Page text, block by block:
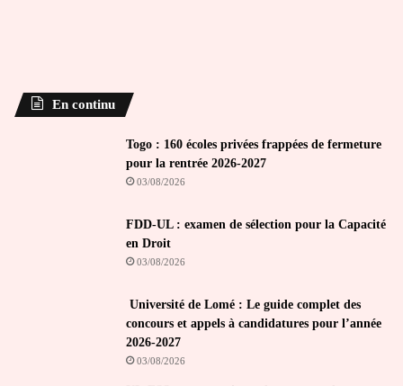
En continu
Togo : 160 écoles privées frappées de fermeture
pour la rentrée 2026-2027
03/08/2026
FDD-UL : examen de sélection pour la Capacité
en Droit
03/08/2026
Université de Lomé : Le guide complet des
concours et appels à candidatures pour l’année
2026-2027
03/08/2026